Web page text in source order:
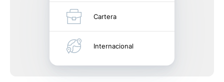
Cartera
Internacional